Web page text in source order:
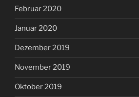
Februar 2020
Januar 2020
Dezember 2019
November 2019
Oktober 2019